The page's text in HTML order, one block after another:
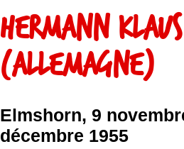
Hermann
(Allemagne)
Elmshorn, 9
décembre 1955